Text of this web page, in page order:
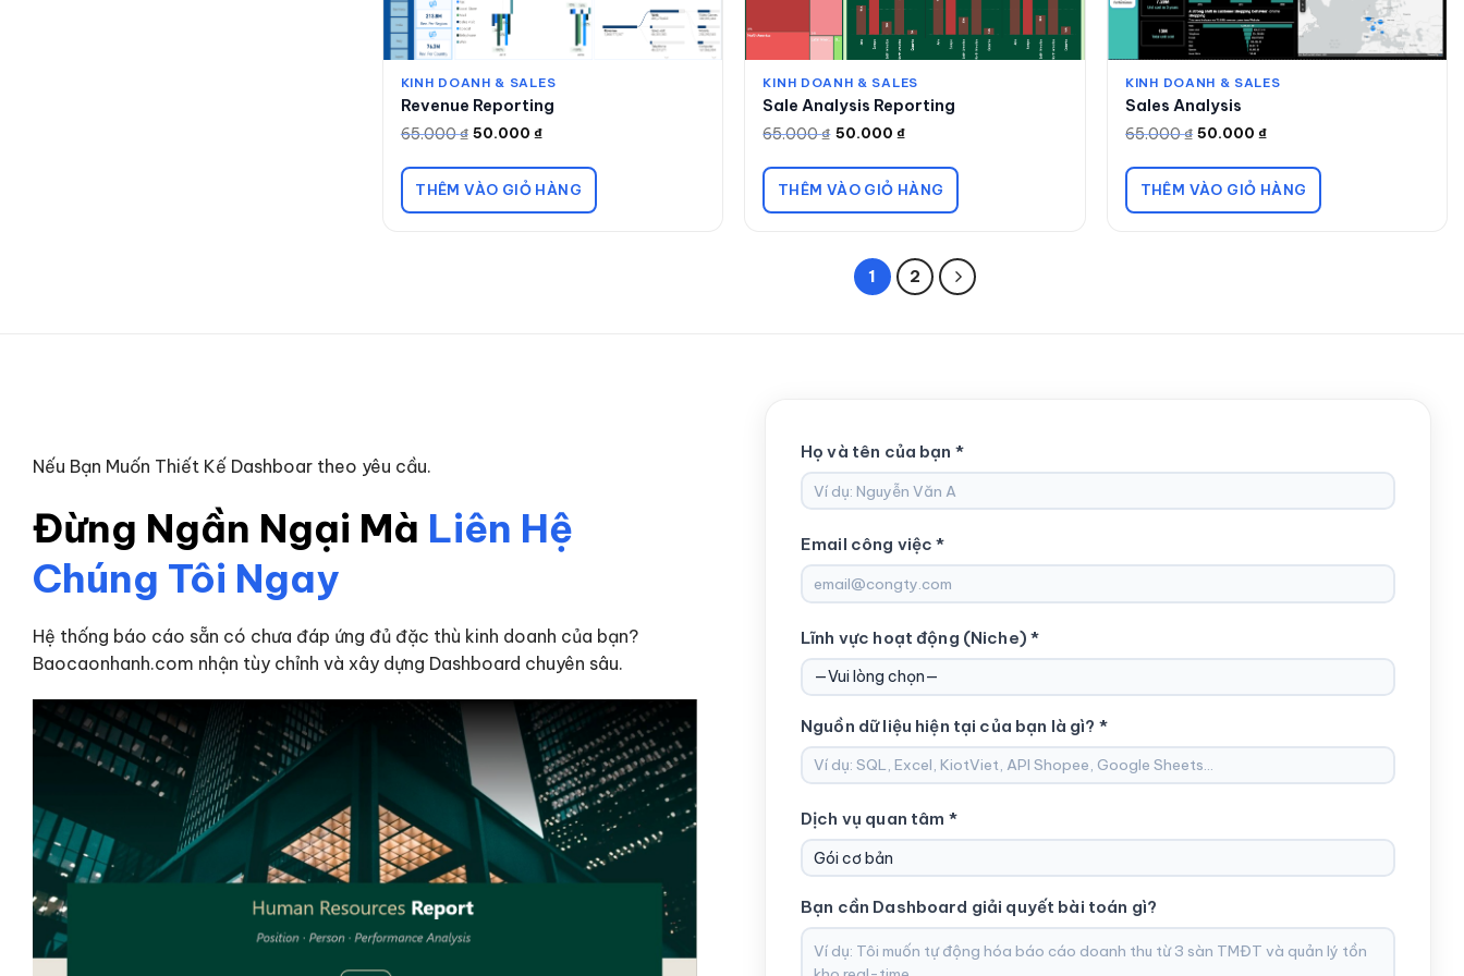
KINH DOANH & SALES
Revenue Reporting
65.000₫
Giá
là:
65.000 ₫.
50.000 ₫
Giá
tại
50.000 ₫.
THÊM VÀO GIỎ HÀNG
KINH DOANH & SALES
Sale Analysis Reporting
65.000₫
Giá
là:
65.000 ₫.
50.000 ₫
Giá
tại
50.000 ₫.
THÊM VÀO GIỎ HÀNG
KINH DOANH & SALES
Sales Analysis
65.000₫
Giá
là:
65.000 ₫.
50.000 ₫
Giá
tại
50.000 ₫.
THÊM VÀO GIỎ HÀNG
1 2
Nếu Bạn Muốn Thiết Kế Dashboar theo yêu cầu.
Đừng Ngần Ngại Mà Liên Hệ
Chúng Tôi Ngay
Hệ thống báo cáo sẵn có chưa đáp ứng đủ đặc thù kinh doanh của bạn?
Baocaonhanh.com nhận tùy chỉnh và xây dựng Dashboard chuyên sâu.
Họ và tên của bạn *
Email công việc *
Lĩnh vực hoạt động (Niche) *
Nguồn dữ liệu hiện tại của bạn là gì? *
Dịch vụ quan tâm *
Bạn cần Dashboard giải quyết bài toán gì?